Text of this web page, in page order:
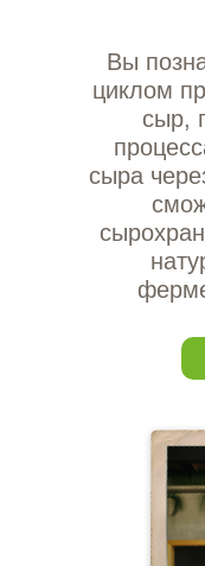
Вы
циклом
сыр,
сыра